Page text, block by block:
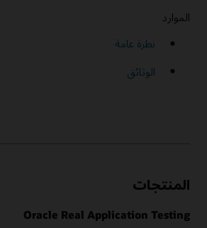
الموارد
نظرة عامة
الوثائق
المنتجات
Oracle Real Application Testing